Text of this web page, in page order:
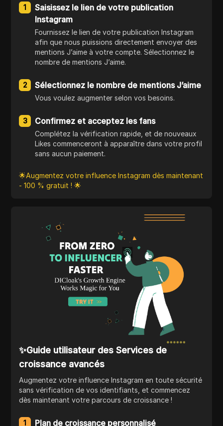
1
Saisissez le lien de votre publication
Instagram
Fournissez le lien de votre publication Instagram
afin que nous puissions directement envoyer des
mentions J’aime à votre compte. Sélectionnez le
nombre de mentions J’aime.
2 Sélectionnez le nombre de mentions J’aime
Vous voulez augmenter selon vos besoins.
3 Confirmez et acceptez les fans
Complétez la vérification rapide, et de nouveaux
Likes commenceront à apparaître dans votre profil
sans aucun paiement.
🌟Augmentez votre influence Instagram dès maintenant
- 100 % gratuit ! 🌟
✨Guide utilisateur des Services de
croissance avancés
Augmentez votre influence Instagram en toute sécurité
sans vérification de vos identifiants, et commencez
dès maintenant votre parcours de croissance !
1 Plan de croissance personnalisé